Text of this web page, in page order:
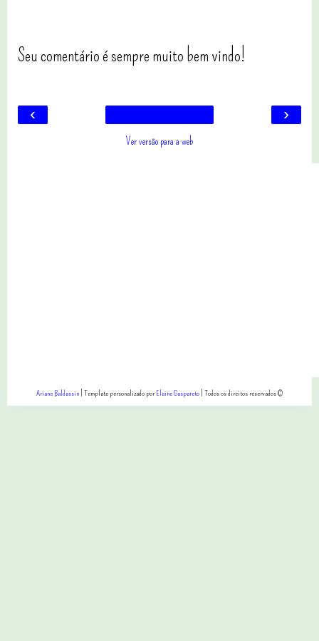
Seu comentário é sempre muito bem vindo!
‹ ›
Ver versão para a web
Ariane Baldassin| Template personalizado porElaine Gaspareto| Todos os direitos reservados ©